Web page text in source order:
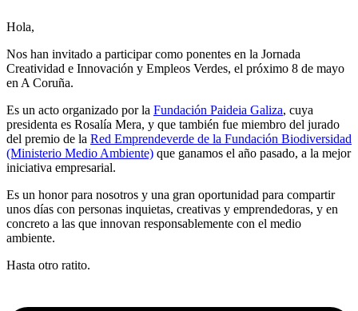
Hola,
Nos han invitado a participar como ponentes en la Jornada
Creatividad e Innovación y Empleos Verdes, el próximo 8 de mayo
en A Coruña.
Es un acto organizado por la Fundación Paideia Galiza, cuya
presidenta es Rosalía Mera, y que también fue miembro del jurado
del premio de la Red Emprendeverde de la Fundación Biodiversidad
(Ministerio Medio Ambiente) que ganamos el año pasado, a la mejor
iniciativa empresarial.
Es un honor para nosotros y una gran oportunidad para compartir
unos días con personas inquietas, creativas y emprendedoras, y en
concreto a las que innovan responsablemente con el medio
ambiente.
Hasta otro ratito.